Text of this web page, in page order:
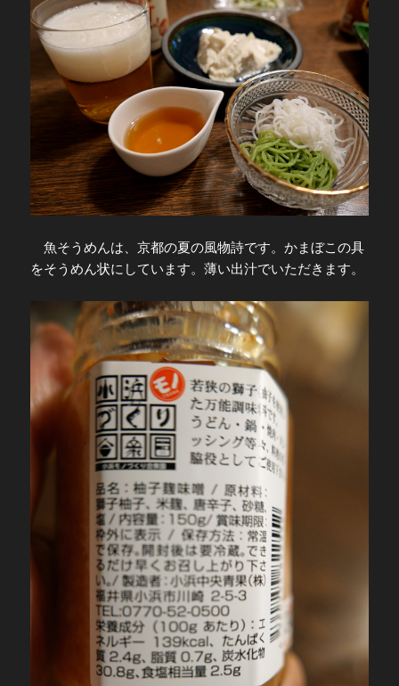
魚そうめんは、京都の夏の風物詩です。かまぼこの具
をそうめん状にしています。薄い出汁でいただきます。